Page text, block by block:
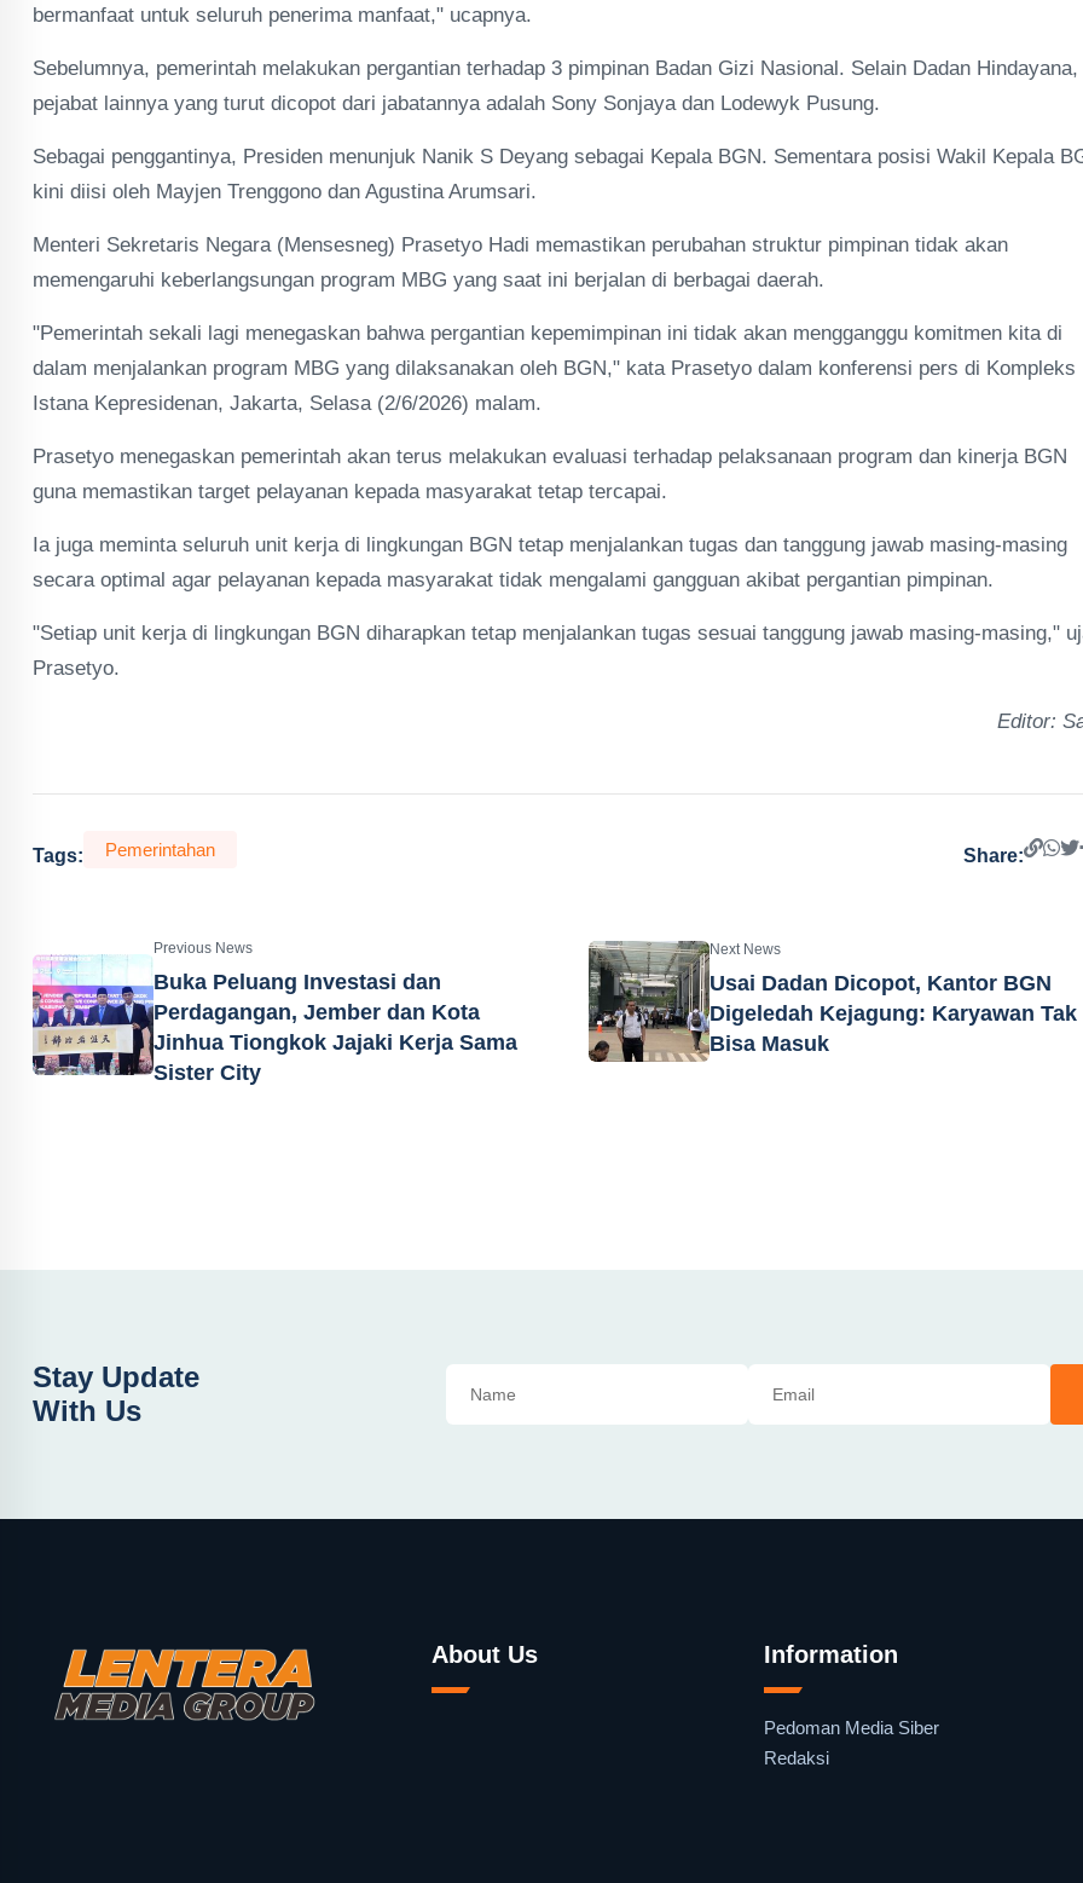
bermanfaat untuk seluruh penerima manfaat," ucapnya.
Sebelumnya, pemerintah melakukan pergantian terhadap 3 pimpinan Badan Gizi Nasional. Selain Dadan Hindayana,
pejabat lainnya yang turut dicopot dari jabatannya adalah Sony Sonjaya dan Lodewyk Pusung.
Sebagai penggantinya, Presiden menunjuk Nanik S Deyang sebagai Kepala BGN. Sementara posisi Wakil Kepala
kini diisi oleh Mayjen Trenggono dan Agustina Arumsari.
Menteri Sekretaris Negara (Mensesneg) Prasetyo Hadi memastikan perubahan struktur pimpinan tidak akan
memengaruhi keberlangsungan program MBG yang saat ini berjalan di berbagai daerah.
"Pemerintah sekali lagi menegaskan bahwa pergantian kepemimpinan ini tidak akan mengganggu komitmen kita di
dalam menjalankan program MBG yang dilaksanakan oleh BGN," kata Prasetyo dalam konferensi pers di Kompleks
Istana Kepresidenan, Jakarta, Selasa (2/6/2026) malam.
Prasetyo menegaskan pemerintah akan terus melakukan evaluasi terhadap pelaksanaan program dan kinerja BGN
guna memastikan target pelayanan kepada masyarakat tetap tercapai.
Ia juga meminta seluruh unit kerja di lingkungan BGN tetap menjalankan tugas dan tanggung jawab masing-masing
secara optimal agar pelayanan kepada masyarakat tidak mengalami gangguan akibat pergantian pimpinan.
"Setiap unit kerja di lingkungan BGN diharapkan tetap menjalankan tugas sesuai tanggung jawab masing-masing,"
Prasetyo.
Editor:
Tags: Pemerintahan Share:
Previous News
Buka Peluang Investasi dan
Perdagangan, Jember dan Kota
Jinhua Tiongkok Jajaki Kerja Sama
Sister City
Next News
Usai Dadan Dicopot, Kantor BGN
Digeledah Kejagung: Karyawan Tak
Bisa Masuk
Stay Update
With Us
About Us Information
Pedoman Media Siber
Redaksi